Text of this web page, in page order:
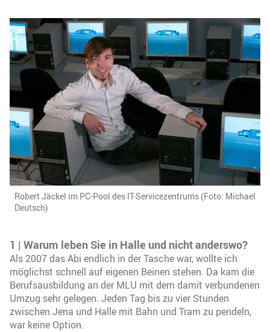
Robert Jäckel im PC-Pool des IT-Servicezentrums (Foto: Michael
Deutsch)
1 | Warum leben Sie in Halle und nicht anderswo?
Als 2007 das Abi endlich in der Tasche war, wollte ich
möglichst schnell auf eigenen Beinen stehen. Da kam die
Berufsausbildung an der MLU mit dem damit verbundenen
Umzug sehr gelegen. Jeden Tag bis zu vier Stunden
zwischen Jena und Halle mit Bahn und Tram zu pendeln,
war keine Option.